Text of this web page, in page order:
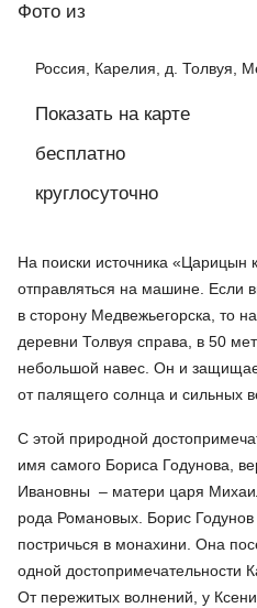
Фото из
Россия, Карелия, д. Толвуя,
Показать на карте
бесплатно
круглосуточно
На поиски источника «Царицын
отправляться на машине. Если
в сторону Медвежьегорска, то
деревни Толвуя справа, в 50
небольшой навес. Он и
от палящего солнца и сильных
С этой природной
имя самого Бориса Годунова,
Ивановны – матери царя
рода Романовых. Борис
постричься в монахини. Она
одной достопримечательности
От пережитых волнений, у